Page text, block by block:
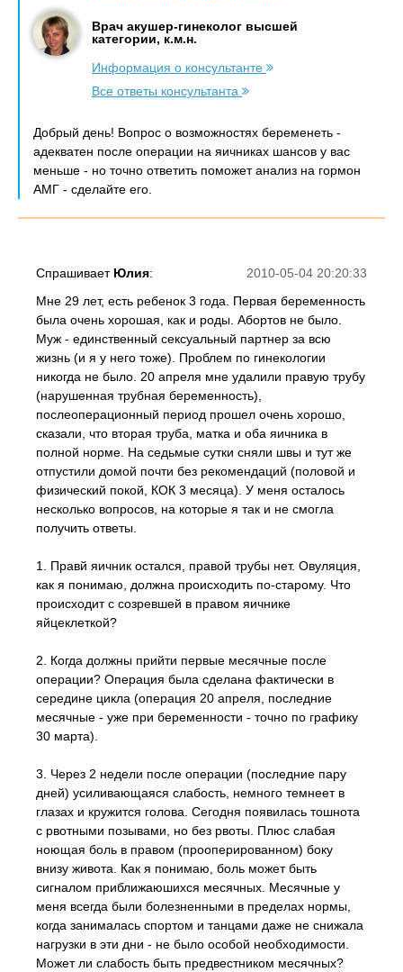
Врач акушер-гинеколог высшей
категории, к.м.н.
Информация о консультанте
Все ответы консультанта
Добрый день! Вопрос о возможностях беременеть -
адекватен после операции на яичниках шансов у вас
меньше - но точно ответить поможет анализ на гормон
АМГ - сделайте его.
2010-05-04 20:20:33
Спрашивает Юлия:
Мне 29 лет, есть ребенок 3 года. Первая беременность
была очень хорошая, как и роды. Абортов не было.
Муж - единственный сексуальный партнер за всю
жизнь (и я у него тоже). Проблем по гинекологии
никогда не было. 20 апреля мне удалили правую трубу
(нарушенная трубная беременность),
послеоперационный период прошел очень хорошо,
сказали, что вторая труба, матка и оба яичника в
полной норме. На седьмые сутки сняли швы и тут же
отпустили домой почти без рекомендаций (половой и
физический покой, КОК 3 месяца). У меня осталось
несколько вопросов, на которые я так и не смогла
получить ответы.
1. Правй яичник остался, правой трубы нет. Овуляция,
как я понимаю, должна происходить по-старому. Что
происходит с созревшей в правом яичнике
яйцеклеткой?
2. Когда должны прийти первые месячные после
операции? Операция была сделана фактически в
середине цикла (операция 20 апреля, последние
месячные - уже при беременности - точно по графику
30 марта).
3. Через 2 недели после операции (последние пару
дней) усиливающаяся слабость, немного темнеет в
глазах и кружится голова. Сегодня появилась тошнота
с рвотными позывами, но без рвоты. Плюс слабая
ноющая боль в правом (прооперированном) боку
внизу живота. Как я понимаю, боль может быть
сигналом приближаюшихся месячных. Месячные у
меня всегда были болезненными в пределах нормы,
когда занималась спортом и танцами даже не снижала
нагрузки в эти дни - не было особой необходимости.
Может ли слабость быть предвестником месячных?